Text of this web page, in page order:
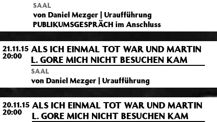
SAAL
von Daniel Mezger | Uraufführung
PUBLIKUMSGESPRÄCH im Anschluss
21.11.15
20:00
ALS ICH EINMAL TOT WAR UND MARTIN
L. GORE MICH NICHT BESUCHEN KAM
SAAL
von Daniel Mezger | Uraufführung
20.11.15
20:00
ALS ICH EINMAL TOT WAR UND MARTIN
L. GORE MICH NICHT BESUCHEN KAM